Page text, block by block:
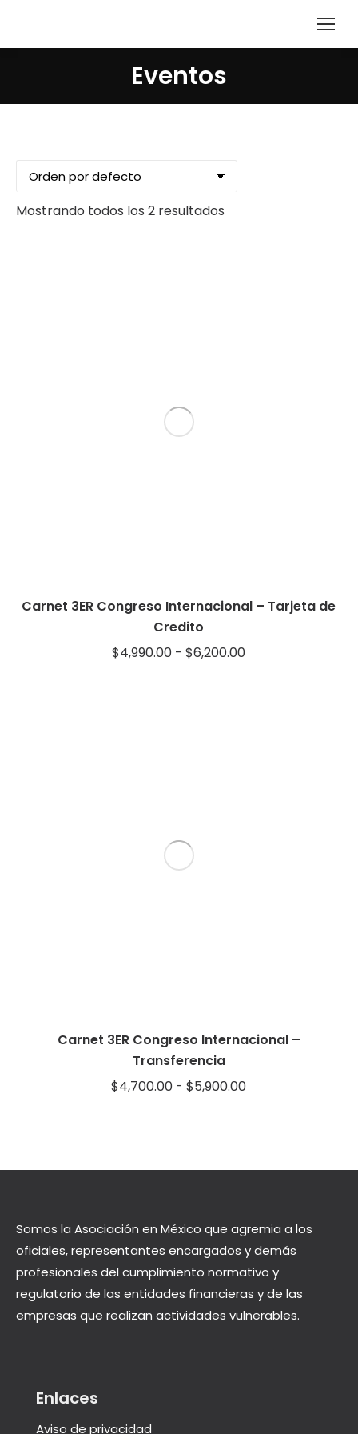
Eventos
Mostrando todos los 2 resultados
Carnet 3ER Congreso Internacional – Tarjeta de
Credito
$4,990.00 - $6,200.00Rango
Carnet 3ER Congreso Internacional –
Transferencia
$4,700.00 - $5,900.00Rango
$4,700.00
$5,900.00
Somos la Asociación en México que agremia a los
oficiales, representantes encargados y demás
profesionales del cumplimiento normativo y
regulatorio de las entidades financieras y de las
empresas que realizan actividades vulnerables.
Enlaces
Aviso de privacidad